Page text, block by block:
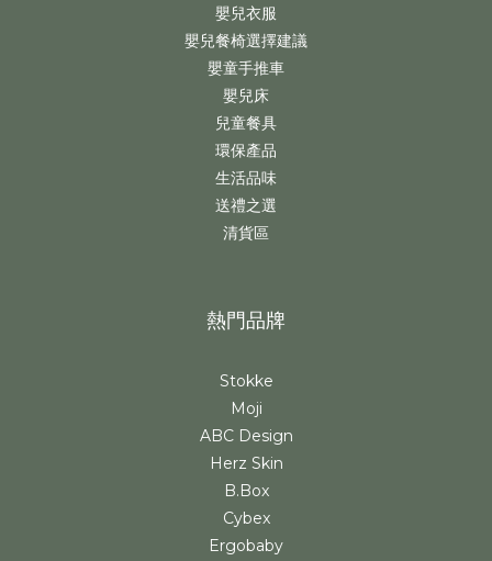
嬰兒衣服
嬰兒餐椅選擇建議
嬰童手推車
嬰兒床
兒童餐具
環保產品
生活品味
送禮之選
清貨區
熱門品牌
Stokke
Moji
ABC Design
Herz Skin
B.Box
Cybex
Ergobaby